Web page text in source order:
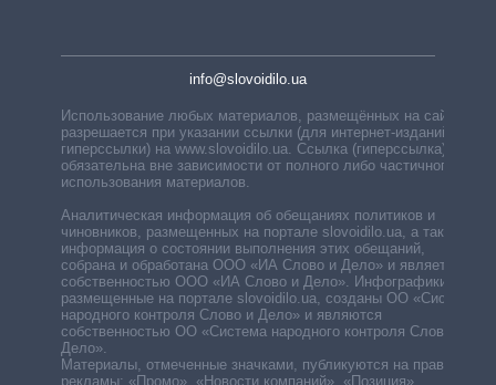
info@slovoidilo.ua
Использование любых материалов, размещённых на сайте,
разрешается при указании ссылки (для интернет-изданий —
гиперссылки) на www.slovoidilo.ua. Ссылка (гиперссылка)
обязательна вне зависимости от полного либо частичного
использования материалов.
Аналитическая информация об обещаниях политиков и
чиновников, размещенных на портале slovoidilo.ua, а также
информация о состоянии выполнения этих обещаний,
собрана и обработана ООО «ИА Слово и Дело» и является
собственностью ООО «ИА Слово и Дело». Инфографики,
размещенные на портале slovoidilo.ua, созданы ОО «Система
народного контроля Слово и Дело» и являются
собственностью ОО «Система народного контроля Слово и
Дело».
Материалы, отмеченные значками, публикуются на правах
рекламы: «Промо», «Новости компаний», «Позиция»,